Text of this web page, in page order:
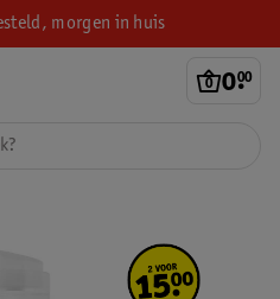
morgen in huis
0.
00